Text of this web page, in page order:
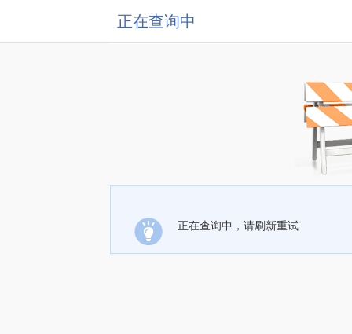
正在查询中
正在查询中，请刷新重试